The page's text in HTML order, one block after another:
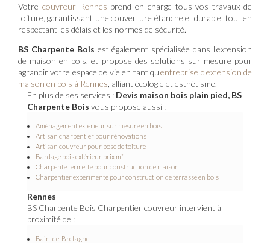
Votre couvreur Rennes prend en charge tous vos travaux de
toiture, garantissant une couverture étanche et durable, tout en
respectant les délais et les normes de sécurité.
BS Charpente Bois est également spécialisée dans l'extension
de maison en bois, et propose des solutions sur mesure pour
agrandir votre espace de vie en tant qu'entreprise d'extension de
maison en bois à Rennes , alliant écologie et esthétisme.
En plus de ses services : Devis maison bois plain pied, BS
Charpente Bois vous propose aussi :
Aménagement extérieur sur mesure en bois
Artisan charpentier pour rénovations
Artisan couvreur pour pose de toiture
Bardage bois extérieur prix m²
Charpente fermette pour construction de maison
Charpentier expérimenté pour construction de terrasse en bois
Rennes
BS Charpente Bois Charpentier couvreur intervient à
proximité de :
Bain-de-Bretagne